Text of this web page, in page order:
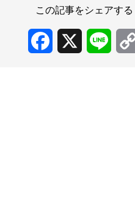
この記事をシェアする
Facebook Line